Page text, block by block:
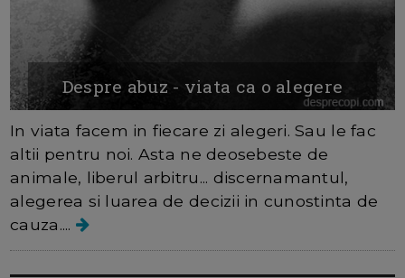
Despre abuz - viata ca o alegere
In viata facem in fiecare zi alegeri. Sau le fac
altii pentru noi. Asta ne deosebeste de
animale, liberul arbitru... discernamantul,
alegerea si luarea de decizii in cunostinta de
cauza....